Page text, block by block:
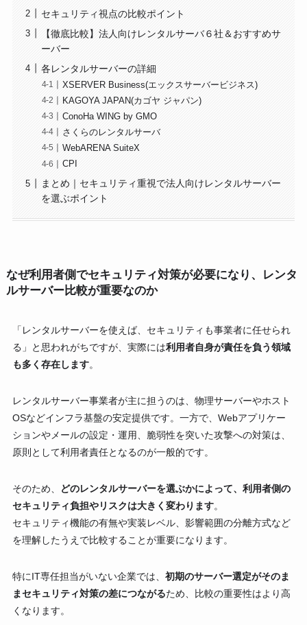
セキュリティ視点の比較ポイント
【徹底比較】法人向けレンタルサーバ６社＆おすすめサ
ーバー
各レンタルサーバーの詳細
XSERVER Business(エックスサーバービジネス)
KAGOYA JAPAN(カゴヤ ジャパン)
ConoHa WING by GMO
さくらのレンタルサーバ
WebARENA SuiteX
CPI
まとめ｜セキュリティ重視で法人向けレンタルサーバー
を選ぶポイント
なぜ利用者側でセキュリティ対策が必要になり、レンタ
ルサーバー比較が重要なのか
「レンタルサーバーを使えば、セキュリティも事業者に任せられ
る」と思われがちですが、実際には利用者自身が責任を負う領域
も多く存在します。
レンタルサーバー事業者が主に担うのは、物理サーバーやホスト
OSなどインフラ基盤の安定提供です。一方で、Webアプリケー
ションやメールの設定・運用、脆弱性を突いた攻撃への対策は、
原則として利用者責任となるのが一般的です。
そのため、
どのレンタルサーバーを選ぶかによって、利用者側の
セキュリティ負担やリスクは大きく変わります。
セキュリティ機能の有無や実装レベル、影響範囲の分離方式など
を理解したうえで比較することが重要になります。
特にIT専任担当がいない企業では、 初期のサーバー選定がそのま
まセキュリティ対策の差につながるため、比較の重要性はより高
くなります。